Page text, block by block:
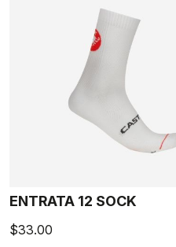
ENTRATA 12 SOCK
$33.00